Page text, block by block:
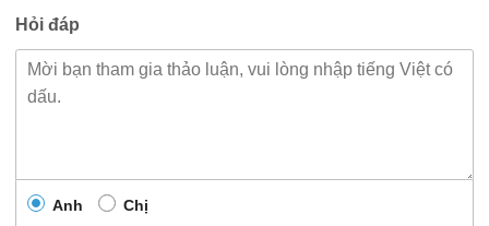
Hỏi đáp
Anh Chị